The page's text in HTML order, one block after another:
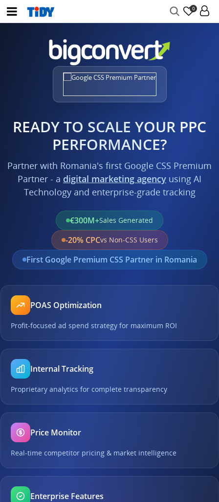
0
READY TO SCALE YOUR PPC
PERFORMANCE?
Partner with Romania's first Google CSS Premium
Partner - a digital marketing agency using AI
Technology and enterprise-grade tracking
€300M+Sales Generated
-20% CPCvs Non-CSS Users
First Google Premium CSS Partner in Romania
POAS Optimization
Profit-focused ad spend strategy for maximum ROI
Internal Tracking
Proprietary analytics for complete transparency
Price Monitor
Real-time competitor pricing & market intelligence
Enterprise Features